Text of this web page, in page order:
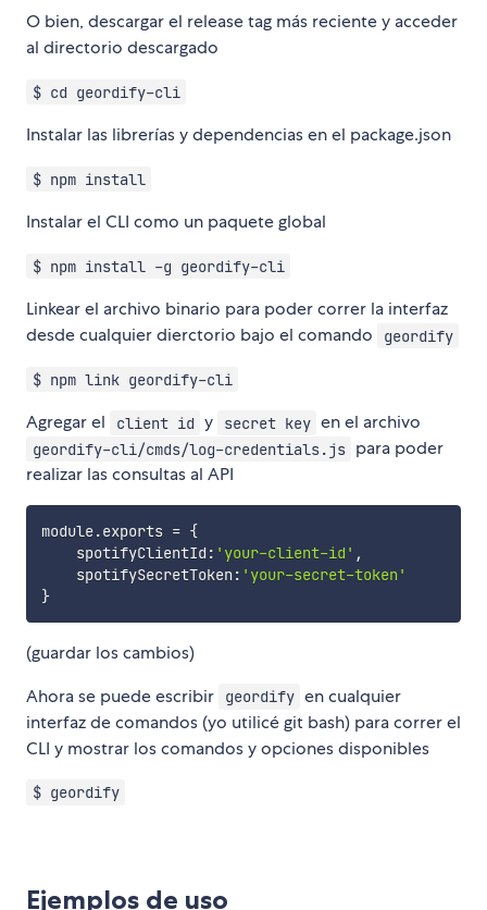
O bien, descargar el release tag más reciente y acceder
al directorio descargado
$ cd geordify-cli
Instalar las librerías y dependencias en el package.json
$ npm install
Instalar el CLI como un paquete global
$ npm install -g geordify-cli
Linkear el archivo binario para poder correr la interfaz
desde cualquier dierctorio bajo el comando
geordify
$ npm link geordify-cli
Agregar el client id y secret key en el archivo
geordify-cli/cmds/log-credentials.js para poder
realizar las consultas al API
module.exports = {
    spotifyClientId
: 'your-client-id' ,
    spotifySecretToken
: 'your-secret-token'
}
(guardar los cambios)
Ahora se puede escribir
geordify en cualquier
interfaz de comandos (yo utilicé git bash) para correr el
CLI y mostrar los comandos y opciones disponibles
$ geordify
Ejemplos de uso